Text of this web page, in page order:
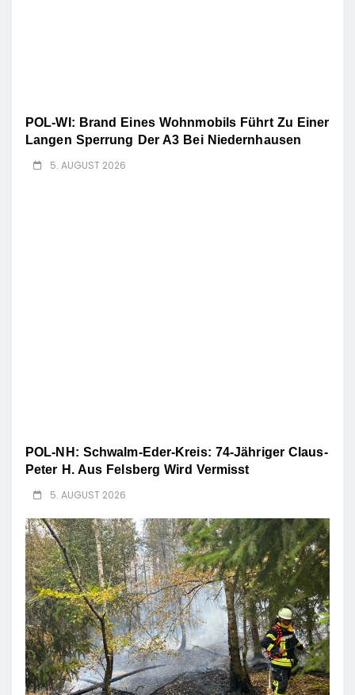
POL-WI: Brand Eines Wohnmobils Führt Zu Einer
Langen Sperrung Der A3 Bei Niedernhausen
5. AUGUST 2026
POL-NH: Schwalm-Eder-Kreis: 74-Jähriger Claus-
Peter H. Aus Felsberg Wird Vermisst
5. AUGUST 2026